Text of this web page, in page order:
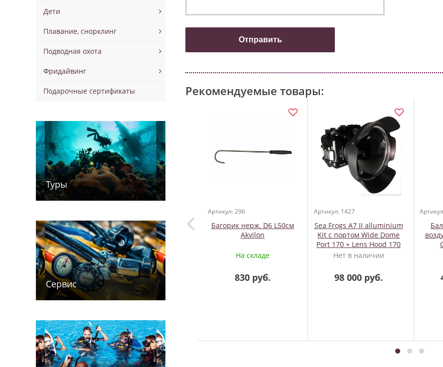
Дети
Плавание, снорклинг
Подводная охота
Фридайвинг
Подарочные сертификаты
Туры
Сервис
Рекомендуемые товары:
Артикул: 296
Багорик нерж. D6 L50см
Akvilon
На складе
830 руб.
Артикул: 1427
Sea Frogs A7 II alluminium
Kit с портом Wide Dome
Port 170 + Lens Hood 170
для Sony Alpha A7II
Нет в наличии
98 000 руб.